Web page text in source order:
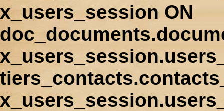
x_users_session ON